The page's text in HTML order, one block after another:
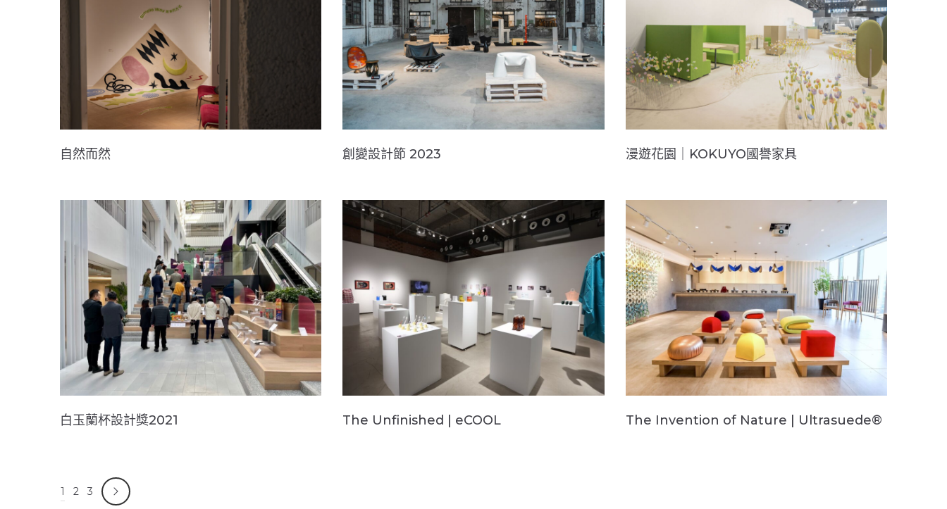
自然而然 創變設計節 2023 漫遊花園｜KOKUYO國譽家具
白玉蘭杯設計獎2021 The Unfinished | eCOOL The Invention of Nature | Ultrasuede®
1 2 3